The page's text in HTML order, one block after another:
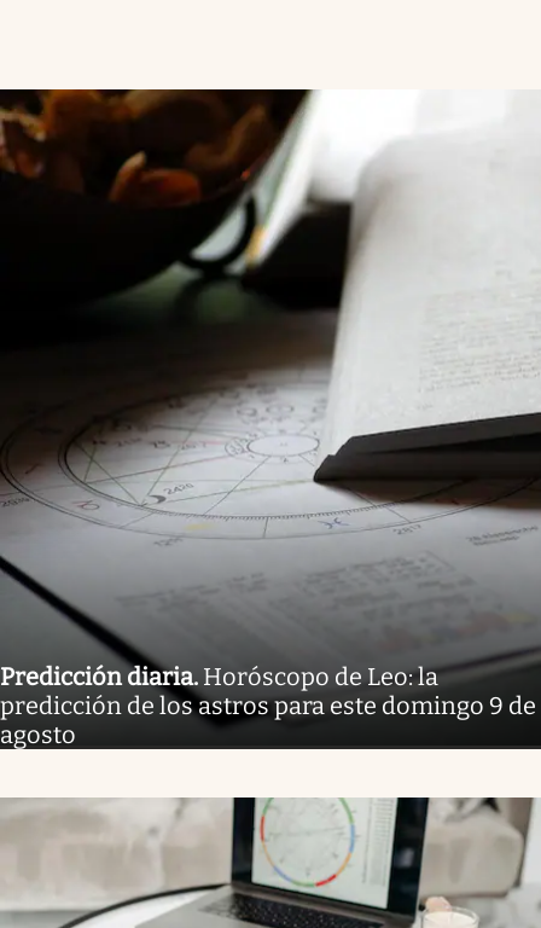
Predicción diaria. Horóscopo de Leo: la
predicción de los astros para este domingo 9 de
agosto